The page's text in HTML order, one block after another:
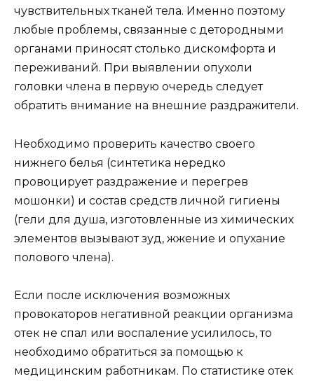
чувствительных тканей тела. Именно поэтому
любые проблемы, связанные с детородными
органами приносят столько дискомфорта и
переживаний. При выявлении опухоли
головки члена в первую очередь следует
обратить внимание на внешние раздражители.
Необходимо проверить качество своего
нижнего белья (синтетика нередко
провоцирует раздражение и перегрев
мошонки) и состав средств личной гигиены
(гели для душа, изготовленные из химических
элементов вызывают зуд, жжение и опухание
полового члена).
Если после исключения возможных
провокаторов негативной реакции организма
отек не спал или воспаление усилилось, то
необходимо обратиться за помощью к
медицинским работникам. По статистике отек